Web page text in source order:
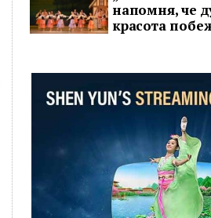
напомня, че
красота